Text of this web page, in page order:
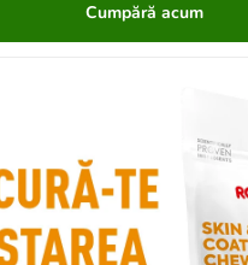
Cumpără acum